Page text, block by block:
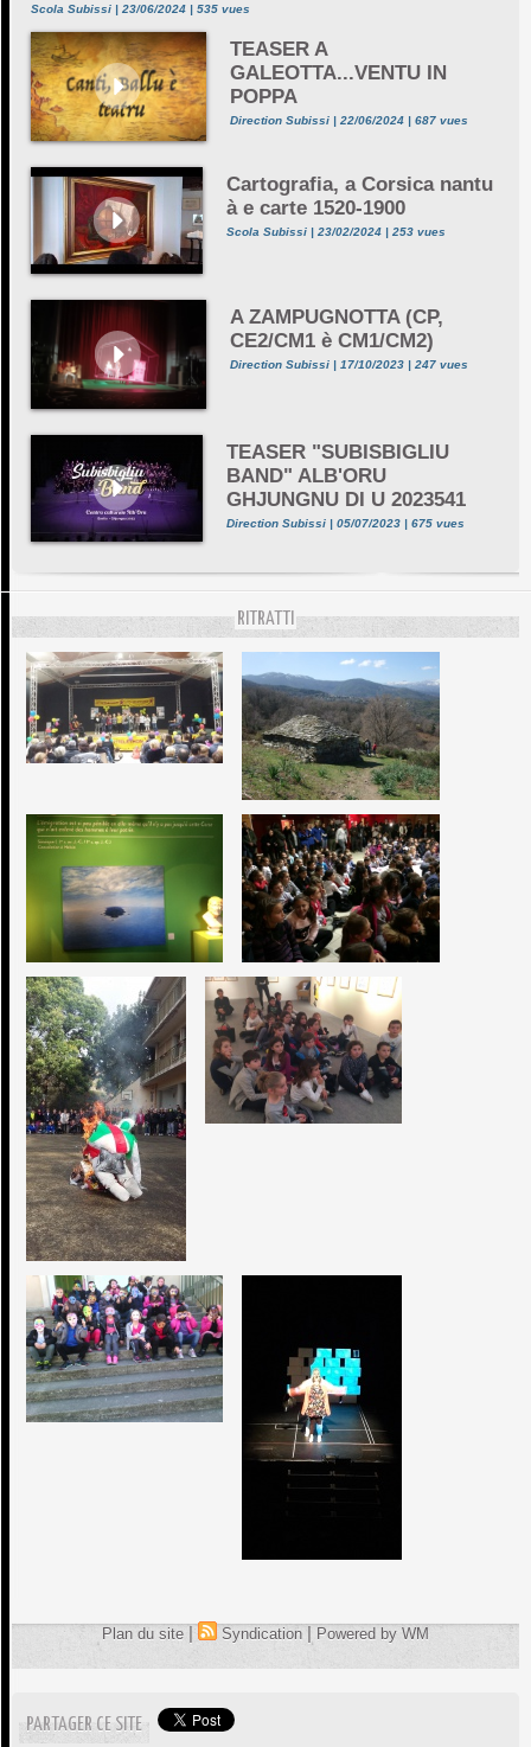
Scola Subissi | 23/06/2024 | 535 vues
TEASER A
GALEOTTA...VENTU IN
POPPA
Direction Subissi | 22/06/2024 | 687 vues
Cartografia, a Corsica nantu
à e carte 1520-1900
Scola Subissi | 23/02/2024 | 253 vues
A ZAMPUGNOTTA (CP,
CE2/CM1 è CM1/CM2)
Direction Subissi | 17/10/2023 | 247 vues
TEASER "SUBISBIGLIU
BAND" ALB'ORU
GHJUNGNU DI U 2023541
Direction Subissi | 05/07/2023 | 675 vues
RITRATTI
Plan du site | Syndication | Powered by WM
PARTAGER CE SITE